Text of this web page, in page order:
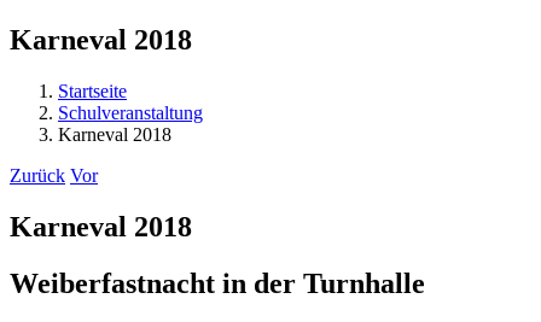
Karneval 2018
Startseite
Schulveranstaltung
Karneval 2018
Zurück Vor
Karneval 2018
Weiberfastnacht in der Turnhalle